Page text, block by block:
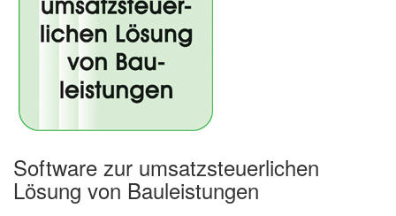
Software zur umsatzsteuerlichen
Lösung von Bauleistungen